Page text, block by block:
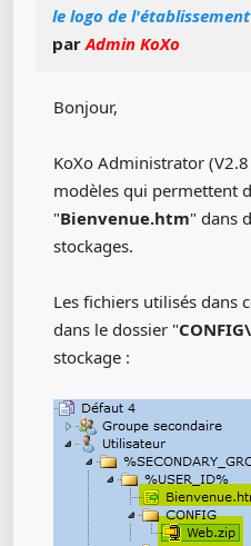
le logo de
parAdmin KoXo
Bonjour,
KoXo Administrator
modèles qui permettent
"Bienvenue.htm" dans
stockages.
Les fichiers utilisés dans
dans le dossier "
stockage :